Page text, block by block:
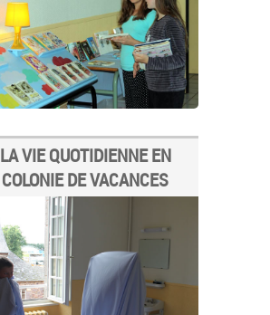
LA VIE QUOTIDIENNE EN
COLONIE DE VACANCES